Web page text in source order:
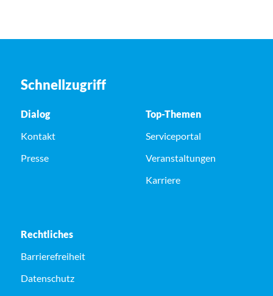
Schnellzugriff
Dialog
Kontakt
Presse
Top-Themen
Serviceportal
Veranstaltungen
Karriere
Rechtliches
Barrierefreiheit
Datenschutz